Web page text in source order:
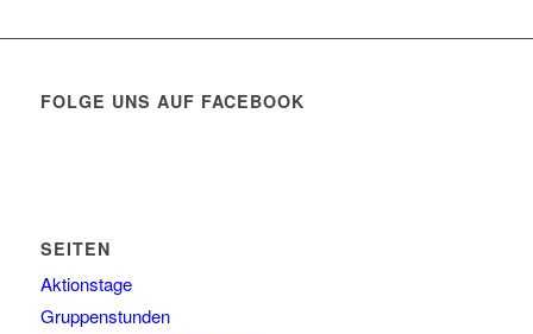
FOLGE UNS AUF FACEBOOK
SEITEN
Aktionstage
Gruppenstunden